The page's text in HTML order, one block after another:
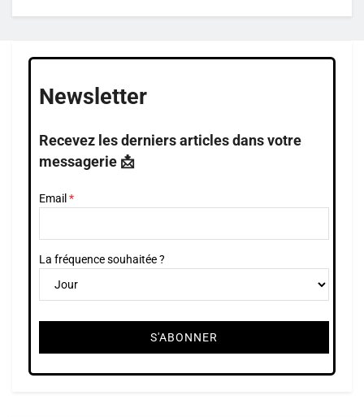
Newsletter
Recevez les derniers articles dans votre
messagerie 📩
Email
La fréquence souhaitée ?